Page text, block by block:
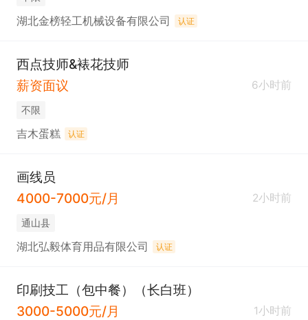
湖北金榜轻工机械设备有限公司 认证
西点技师&裱花技师
薪资面议
6小时前
不限
吉木蛋糕 认证
画线员
4000-7000元/月
2小时前
通山县
湖北弘毅体育用品有限公司 认证
印刷技工（包中餐）（长白班）
3000-5000元/月
1小时前